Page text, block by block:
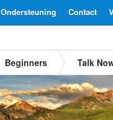
Contact
Ondersteuning
Beginners Talk